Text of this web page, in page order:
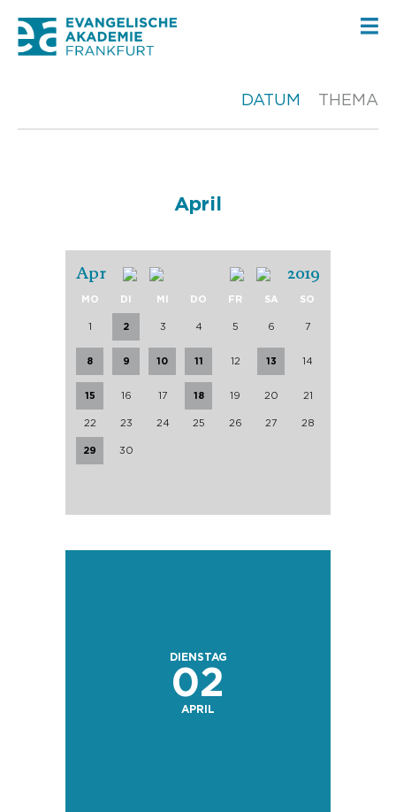
DATUM THEMA
April
Apr 2019
MO DI MI DO FR SA SO
1 2 3 4 5 6 7
8 9 10 11 12 13 14
15 16 17 18 19 20 21
22 23 24 25 26 27 28
29 30
DIENSTAG
02
APRIL